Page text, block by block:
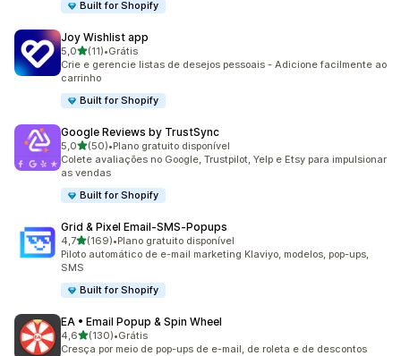
Built for Shopify
Joy Wishlist app
5,0de 5 estrelas
(11)
11 avaliações ao todo
•Grátis
Crie e gerencie listas de desejos pessoais - Adicione facilmente ao
carrinho
Built for Shopify
Google Reviews by TrustSync
5,0de 5 estrelas
(50)
50 avaliações ao todo
•Plano gratuito disponível
Colete avaliações no Google, Trustpilot, Yelp e Etsy para impulsionar
as vendas
Built for Shopify
Grid & Pixel Email‑SMS‑Popups
4,7de 5 estrelas
(169)
169 avaliações ao todo
•Plano gratuito disponível
Piloto automático de e-mail marketing Klaviyo, modelos, pop-ups,
SMS
Built for Shopify
EA • Email Popup & Spin Wheel
4,6de 5 estrelas
(130)
130 avaliações ao todo
•Grátis
Cresça por meio de pop-ups de e-mail, de roleta e de descontos